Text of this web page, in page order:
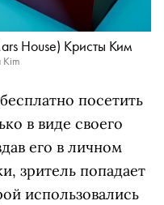
House) Кристы Ким
посетить
в виде своего
его в личном
зритель попадает
использовались